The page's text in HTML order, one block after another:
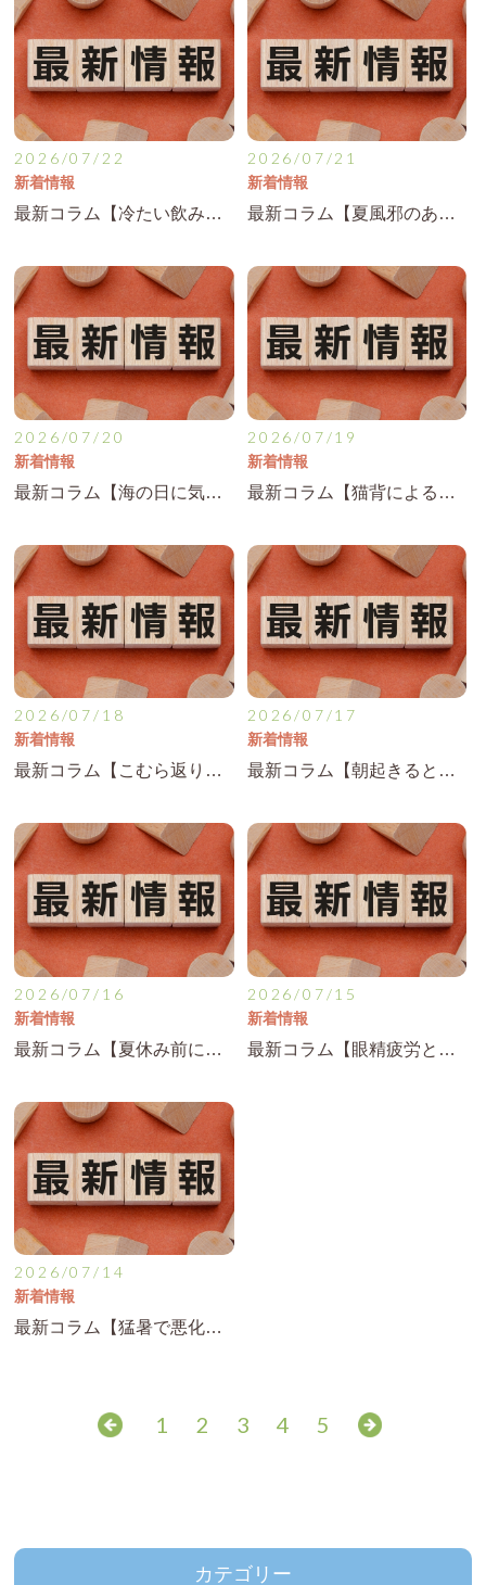
2026/07/22
新着情報
最新コラム【冷たい飲み物で胃腸が不調に？夏の胃の疲れに注意】を公開！
2026/07/21
新着情報
最新コラム【夏風邪のあとに続く身体のだるさ…回復しない理由】を公開！
2026/07/20
新着情報
最新コラム【海の日に気を付けたい！長時間の運転で起こる腰痛対策】を公開！
2026/07/19
新着情報
最新コラム【猫背による肩こり・頭痛を改善するために知っておきたいこと】を公開！
2026/07/18
新着情報
最新コラム【こむら返りが増えるのはなぜ？夏に多い足のつり対策】を公開！
2026/07/17
新着情報
最新コラム【朝起きると腰が痛い…寝ている間に起こる腰痛の理由】を公開！
2026/07/16
新着情報
最新コラム【夏休み前に増える肩こり・首こりの原因とは】を公開！
2026/07/15
新着情報
最新コラム【眼精疲労と頭痛が続く方へ…スマホ疲れとの関係】を公開！
2026/07/14
新着情報
最新コラム【猛暑で悪化する自律神経の乱れを整える方法】を公開！
1 2 3 4 5
カテゴリー